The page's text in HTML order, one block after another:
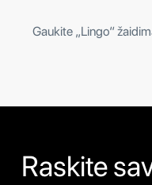
Gaukite „Lingo“
Raskite